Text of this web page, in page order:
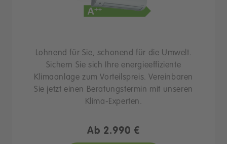
Lohnend für Sie, schonend für die Umwelt.
Sichern Sie sich Ihre energieeffiziente
Klimaanlage zum Vorteilspreis. Vereinbaren
Sie jetzt einen Beratungstermin mit unseren
Klima-Experten.
Ab 2.990 €